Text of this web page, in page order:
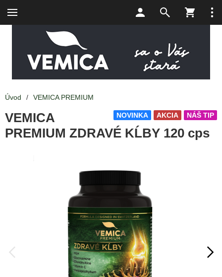
Úvod / VEMICA PREMIUM
NÁŠ TIP
AKCIA
NOVINKA
VEMICA
PREMIUM ZDRAVÉ KĹBY 120 cps